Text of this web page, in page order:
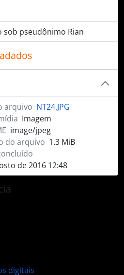
sob pseudônimo Rian
arquivo NT24.JPG
Imagem
image/jpeg
do arquivo 1.3 MiB
de 2016 12:48
digitais